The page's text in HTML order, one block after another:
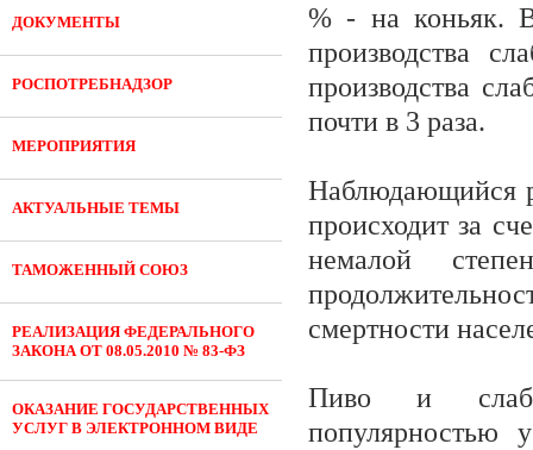
ДОКУМЕНТЫ
РОСПОТРЕБНАДЗОР
МЕРОПРИЯТИЯ
АКТУАЛЬНЫЕ ТЕМЫ
ТАМОЖЕННЫЙ СОЮЗ
РЕАЛИЗАЦИЯ ФЕДЕРАЛЬНОГО
ЗАКОНА ОТ 08.05.2010 № 83-ФЗ
ОКАЗАНИЕ ГОСУДАРСТВЕННЫХ
УСЛУГ В ЭЛЕКТРОННОМ ВИДЕ
% - на коньяк. В
производства
производства
почти в 3 раза.
Наблюдающийся
происходит за
немалой
смертности
Пиво и
популярностью